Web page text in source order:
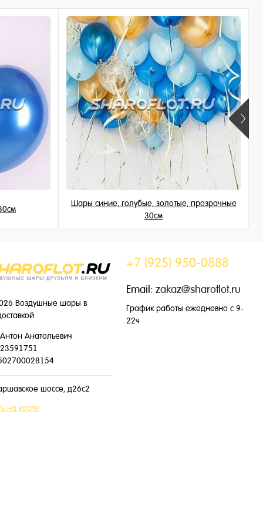
Шары синие, голубые, золотые, прозрачные
30см
Воздушные шары в
Анатольевич
шоссе, д26с2
на карте
+7 (925) 950-0888
Email: zakaz@sharoflot.ru
График работы ежедневно с 9-
22ч